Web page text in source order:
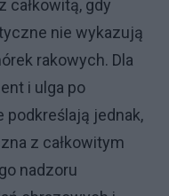
całkowitą, gdy
nie wykazują
rakowych. Dla
i ulga po
jednak,
z całkowitym
nadzoru